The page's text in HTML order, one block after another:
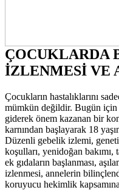
ÇOCUKLARDA
İZLENMESİ VE
Çocukların hastalıklarını
mümkün değildir. Bugün
giderek önem kazanan bir
karnından başlayarak 18
Düzenli gebelik izlemi,
koşulları, yenidoğan
ek gıdaların başlanması,
izlenmesi, annelerin
koruyucu hekimlik